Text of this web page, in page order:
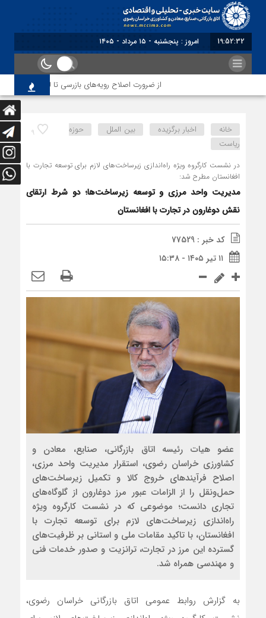
19:52:33 برابر با : Thursday - 6
از ضرورت اصلاح رویه‌های بازرسی تا لزوم اصلاح
9 خانه اخبار برگزیده بین الملل
حوزه
ریاست
در نشست کارگروه ویژه راه‌اندازی زیرساخت‌های لازم برای توسعه تجارت با
افغانستان مطرح شد:
مدیریت واحد مرزی و توسعه زیرساخت‌ها؛ دو شرط ارتقای
نقش دوغارون در تجارت با افغانستان
کد خبر : 77529
۱۱ تیر ۱۴۰۵ - ۱۵:۳۸
عضو هیات رئیسه اتاق بازرگانی، صنایع، معادن و
کشاورزی خراسان رضوی، استقرار مدیریت واحد مرزی،
اصلاح فرآیندهای خروج کالا و تکمیل زیرساخت‌های
حمل‌ونقل را از الزامات عبور مرز دوغارون از گلوگاه‌های
تجاری دانست؛ موضوعی که در نشست کارگروه ویژه
راه‌اندازی زیرساخت‌های لازم برای توسعه تجارت با
افغانستان، با تاکید مقامات ملی و استانی بر ظرفیت‌های
گسترده این مرز در تجارت، ترانزیت و صدور خدمات فنی
و مهندسی همراه شد.
به گزارش روابط عمومی اتاق بازرگانی خراسان رضوی،